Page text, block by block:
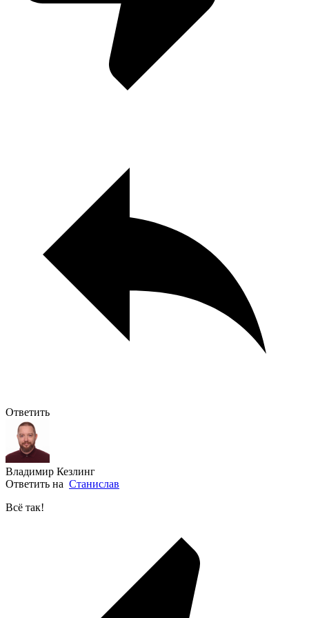
Ответить
Владимир Кезлинг
Ответить на Станислав
Всё так!